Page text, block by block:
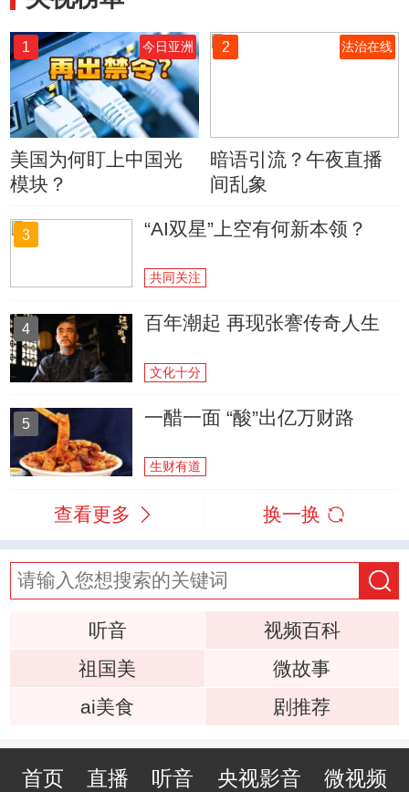
1 今日亚洲
美国为何盯上中国光
模块？
2 法治在线
暗语引流？午夜直播
间乱象
3 “AI双星”上空有何新本领？
共同关注
4 百年潮起 再现张謇传奇人生
文化十分
5 一醋一面 “酸”出亿万财路
生财有道
查看更多 换一换
听音
视频百科
祖国美
微故事
ai美食
剧推荐
首页 直播 听音 央视影音 微视频